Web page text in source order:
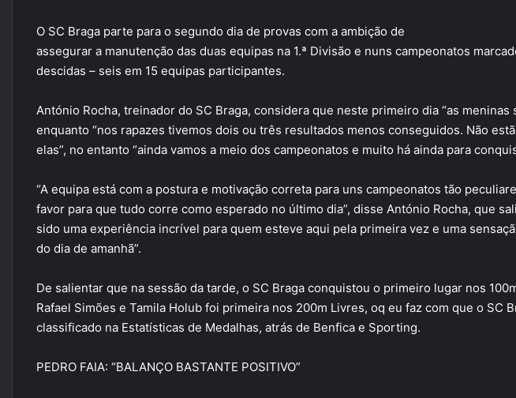
O SC Braga parte para o segundo dia de provas com a ambição de
assegurar a manutenção das duas equipas na 1.ª Divisão e nuns campeonatos
descidas – seis em 15 equipas participantes.
António Rocha, treinador do SC Braga, considera que neste primeiro dia “as meninas
enquanto “nos rapazes tivemos dois ou três resultados menos conseguidos. Não
elas”, no entanto “ainda vamos a meio dos campeonatos e muito há ainda para
“A equipa está com a postura e motivação correta para uns campeonatos tão
favor para que tudo corre como esperado no último dia”, disse António Rocha, que
sido uma experiência incrível para quem esteve aqui pela primeira vez e uma
do dia de amanhã”.
De salientar que na sessão da tarde, o SC Braga conquistou o primeiro lugar nos
Rafael Simões e Tamila Holub foi primeira nos 200m Livres, oq eu faz com que o SC
classificado na Estatísticas de Medalhas, atrás de Benfica e Sporting.
PEDRO FAIA: “BALANÇO BASTANTE POSITIVO”